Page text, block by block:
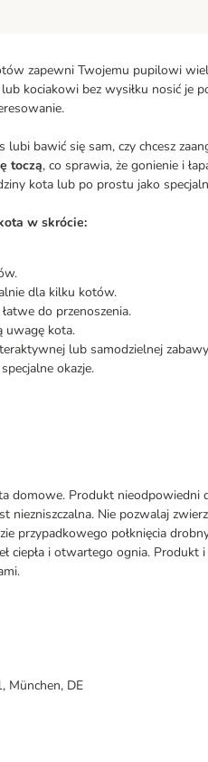
zapewni Twojemu pupilowi
kociakowi bez wysiłku nosić je
lubi bawić się sam, czy chcesz
toczą, co sprawia, że gonienie i
kota lub po prostu jako
w skrócie:
dla kilku kotów.
do przenoszenia.
uwagę kota.
lub samodzielnej
okazje.
domowe. Produkt
niezniszczalna. Nie pozwalaj
przypadkowego połknięcia
ciepła i otwartego ognia.
München, DE